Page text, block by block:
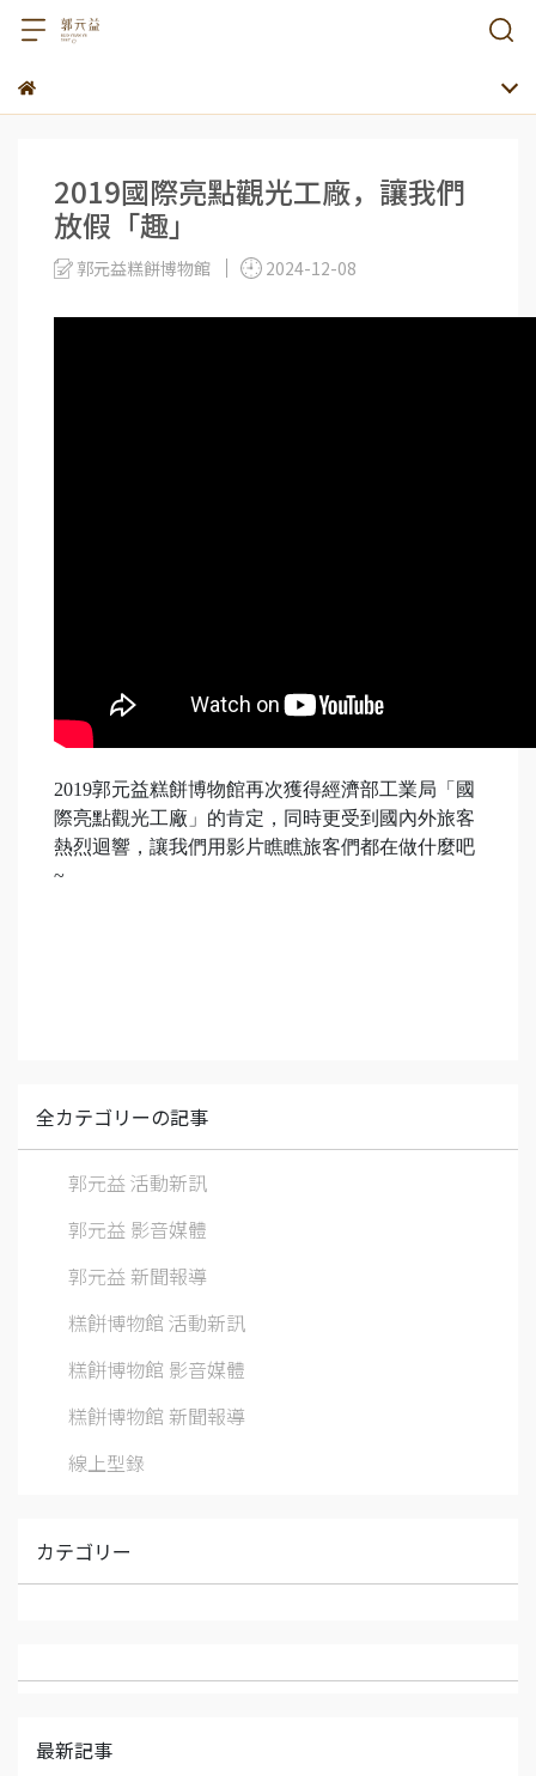
2019國際亮點觀光工廠，讓我們
放假「趣」
郭元益糕餅博物館 2024-12-08
2019郭元益糕餅博物館再次獲得經濟部工業局「國
際亮點觀光工廠」的肯定，同時更受到國內外旅客
熱烈迴響，讓我們用影片瞧瞧旅客們都在做什麼吧
~
全カテゴリーの記事
郭元益 活動新訊
郭元益 影音媒體
郭元益 新聞報導
糕餅博物館 活動新訊
糕餅博物館 影音媒體
糕餅博物館 新聞報導
線上型錄
カテゴリー
最新記事